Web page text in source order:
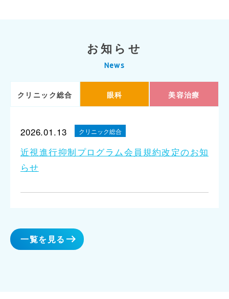
お知らせ
News
クリニック総合 眼科 美容治療
2026.01.13 クリニック総合
近視進行抑制プログラム会員規約改定のお知
らせ
一覧を見る